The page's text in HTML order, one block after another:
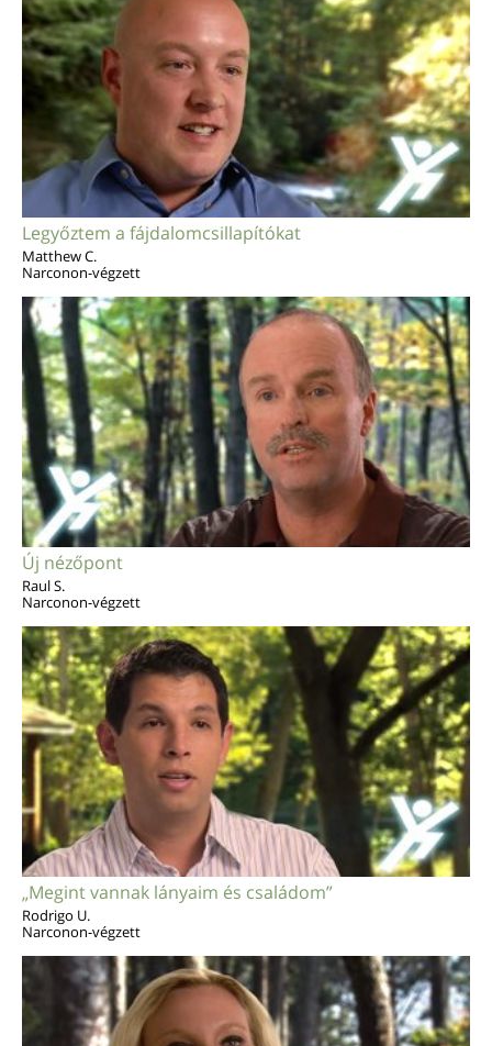
Legyőztem a fájdalomcsillapítókat
Matthew C.
Narconon-végzett
Új nézőpont
Raul S.
Narconon-végzett
„Megint vannak lányaim és családom”
Rodrigo U.
Narconon-végzett